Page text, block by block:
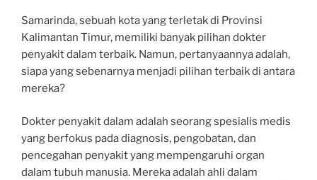
Samarinda, sebuah kota yang terletak di Provinsi
Kalimantan Timur, memiliki banyak pilihan dokter
penyakit dalam terbaik. Namun, pertanyaannya adalah,
siapa yang sebenarnya menjadi pilihan terbaik di antara
mereka?
Dokter penyakit dalam adalah seorang spesialis medis
yang berfokus pada diagnosis, pengobatan, dan
pencegahan penyakit yang mempengaruhi organ
dalam tubuh manusia. Mereka adalah ahli dalam